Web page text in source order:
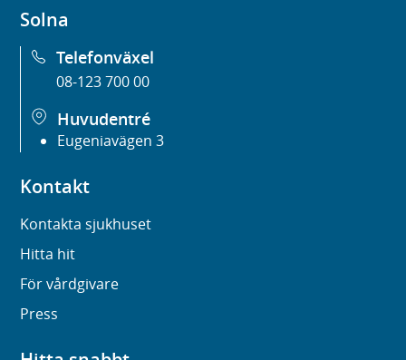
Solna
Telefonväxel
08-123 700 00
Huvudentré
Eugeniavägen 3
Kontakt
Kontakta sjukhuset
Hitta hit
För vårdgivare
Press